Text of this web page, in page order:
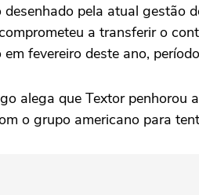
desenhado pela atual gestão
a transferir o
fevereiro deste ano,
alega que Textor penhorou
o grupo americano para